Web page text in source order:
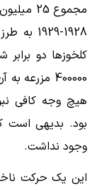
هیچ وجه کافی
بود. بدیهی است
وجود نداشت.
این یک حرکت